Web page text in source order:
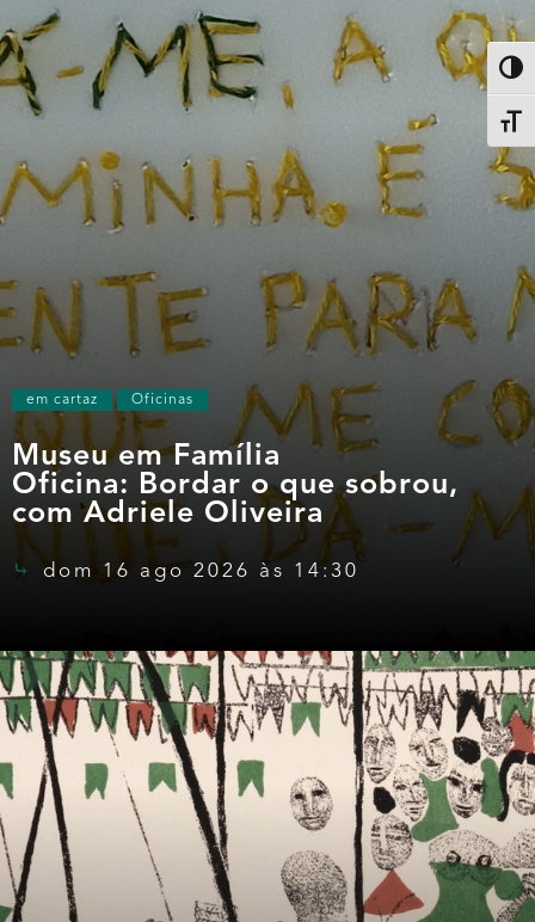
em cartaz Oficinas
Museu em Família
Oficina: Bordar o que sobrou,
com Adriele Oliveira
dom 16 ago 2026 às 14:30